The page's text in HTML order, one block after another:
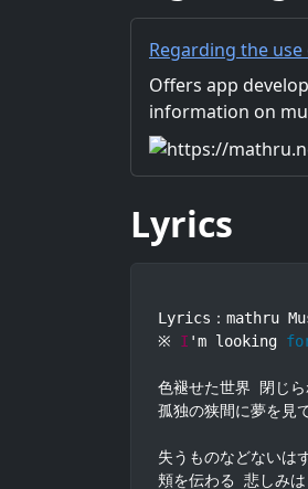
Regarding the
Flutter, Unity/
Offers app
information on
Distribution of
for work.
Lyrics
Lyrics：mathru
※ I 'm looking
色褪せた世界 閉じ
孤独の狭間に夢を見
失うものなどないは
頬を伝わる 悲しみ